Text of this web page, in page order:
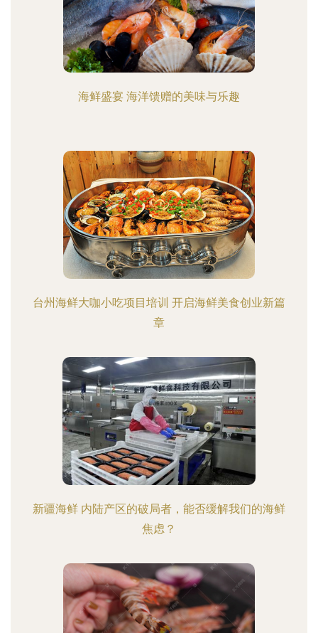
海鲜盛宴 海洋馈赠的美味与乐趣
台州海鲜大咖小吃项目培训 开启海鲜美食创业新篇
章
新疆海鲜 内陆产区的破局者，能否缓解我们的海鲜
焦虑？